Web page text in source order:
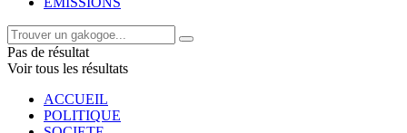
Pas de résultat
Voir tous les résultats
ACCUEIL
POLITIQUE